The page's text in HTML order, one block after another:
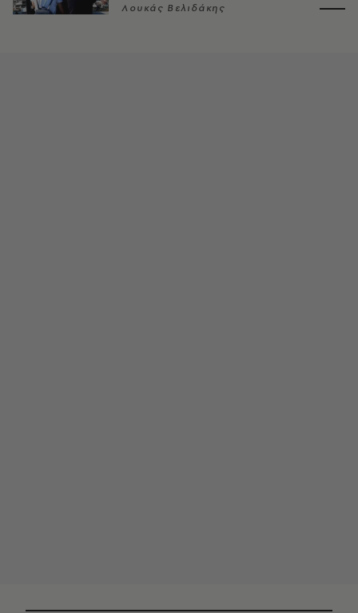
Λουκάς Βελιδάκης